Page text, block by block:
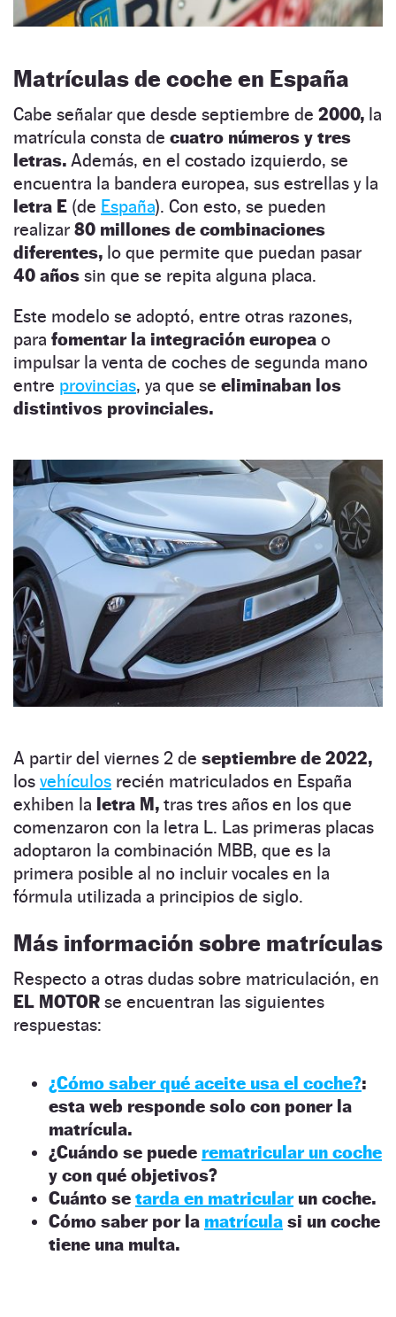
Matrículas de coche en España
Cabe señalar que desde septiembre de 2000, la
matrícula consta de cuatro números y tres
letras. Además, en el costado izquierdo, se
encuentra la bandera europea, sus estrellas y la
letra E (de España). Con esto, se pueden
realizar 80 millones de combinaciones
diferentes, lo que permite que puedan pasar
40 años sin que se repita alguna placa.
Este modelo se adoptó, entre otras razones,
para fomentar la integración europea o
impulsar la venta de coches de segunda mano
entre provincias, ya que se eliminaban los
distintivos provinciales.
A partir del viernes 2 de septiembre de 2022,
los vehículos recién matriculados en España
exhiben la letra M, tras tres años en los que
comenzaron con la letra L. Las primeras placas
adoptaron la combinación MBB, que es la
primera posible al no incluir vocales en la
fórmula utilizada a principios de siglo.
Más información sobre matrículas
Respecto a otras dudas sobre matriculación, en
EL MOTOR se encuentran las siguientes
respuestas:
¿Cómo saber qué aceite usa el coche?:
esta web responde solo con poner la
matrícula.
¿Cuándo se puede rematricular un coche
y con qué objetivos?
Cuánto se tarda en matricularun coche.
Cómo saber por la matrícula si un coche
tiene una multa.